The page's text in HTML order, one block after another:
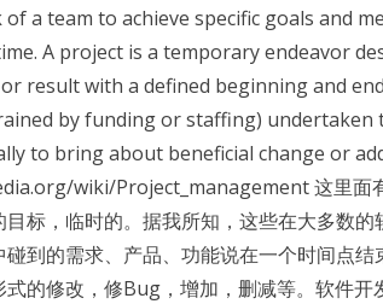
a team to achieve specific goals and
A project is a temporary endeavor
result with a defined beginning and
by funding or staffing) undertaken
to bring about beneficial change or
wiki/Project_management 这里面
标，临时的。据我所知，这些在大多数
碰到的需求、产品、功能说在一个时间点
的修改，修Bug，增加，删减等。软件开